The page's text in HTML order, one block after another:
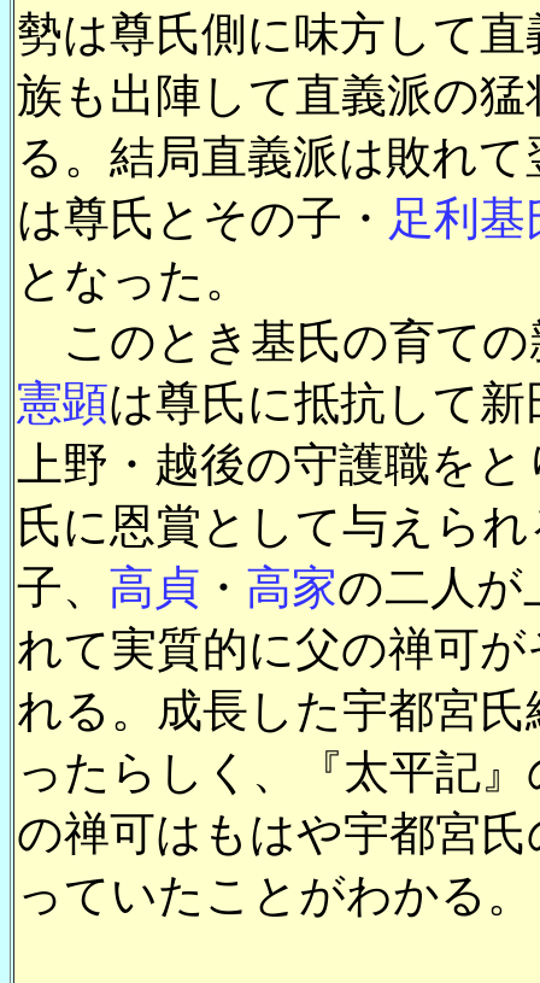
勢は尊氏側に味方して
族も出陣して直義派の猛
る。結局直義派は敗れ
は尊氏とその子・ 足利基
となった。
このとき基氏の育ての
憲顕は尊氏に抵抗して
上野・越後の守護職を
氏に恩賞として与えら
子、 高貞 ・ 高家の二人が
れて実質的に父の禅可
れる。成長した宇都宮
ったらしく、『太平記
の禅可はもはや宇都宮
っていたことがわかる。